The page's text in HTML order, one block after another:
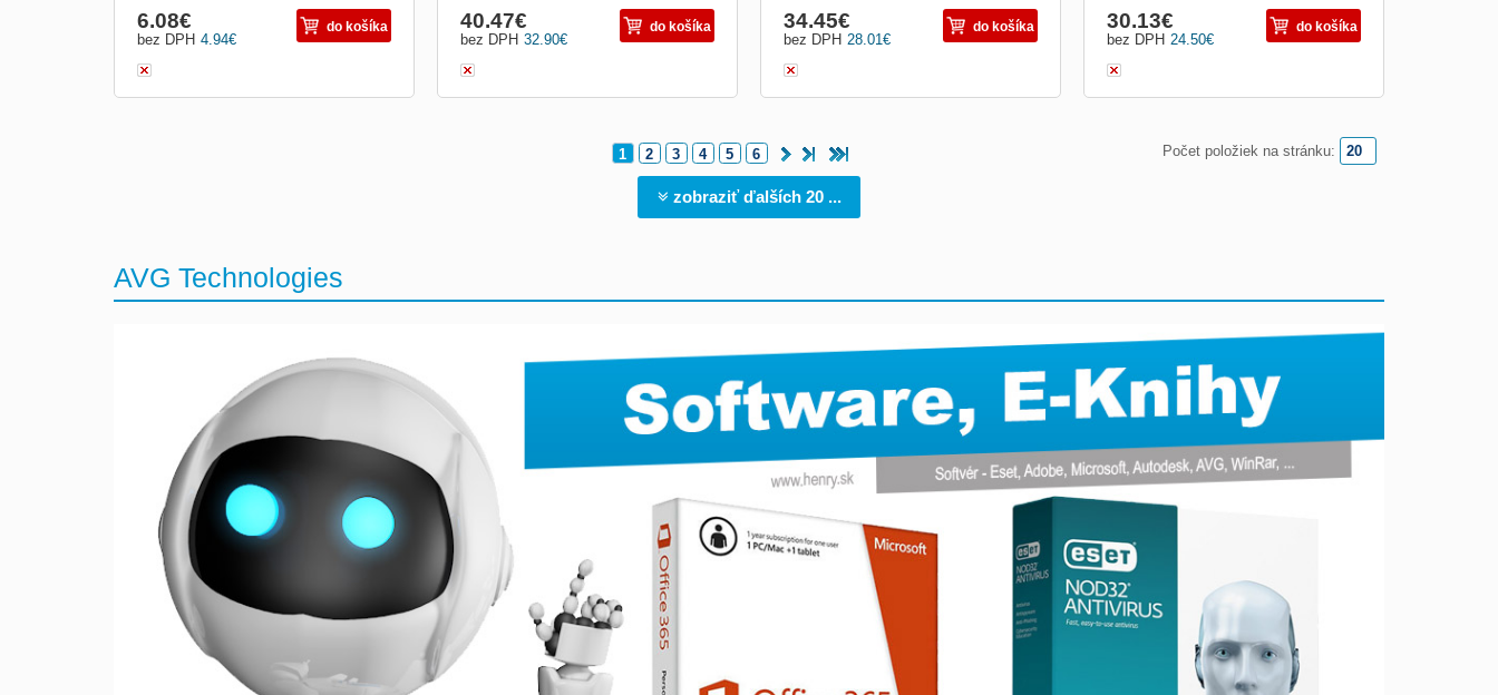
4.94€
bez DPH
6.08€ do košíka
32.90€
bez DPH
40.47€ do košíka
28.01€
bez DPH
34.45€ do košíka
24.50€
bez DPH
30.13€ do košíka
Počet položiek na stránku:
1 2 3 4 5 6
zobraziť ďalších 20 ...
AVG Technologies